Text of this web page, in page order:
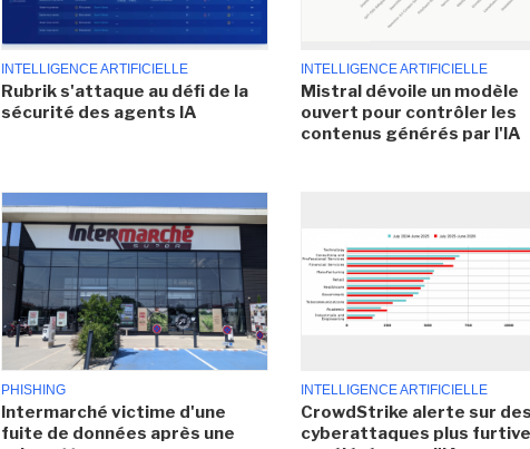
INTELLIGENCE ARTIFICIELLE
Rubrik s'attaque au défi de la
sécurité des agents IA
INTELLIGENCE ARTIFICIELLE
Mistral dévoile un modèle
ouvert pour contrôler les
contenus générés par l'IA
PHISHING
Intermarché victime d'une
fuite de données après une
INTELLIGENCE ARTIFICIELLE
CrowdStrike alerte sur des
cyberattaques plus